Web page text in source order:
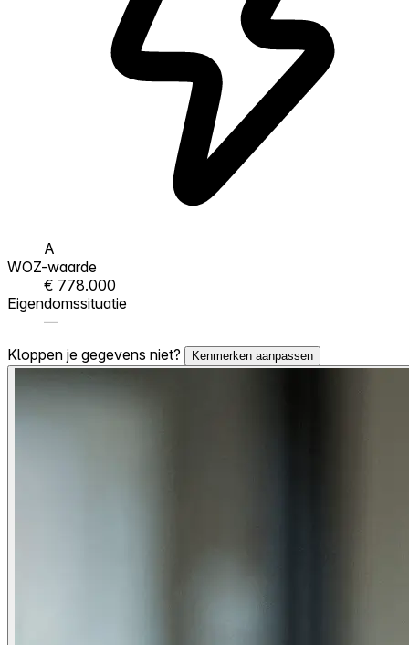
A
WOZ-waarde
€ 778.000
Eigendomssituatie
—
Kloppen je gegevens niet?
Kenmerken aanpassen